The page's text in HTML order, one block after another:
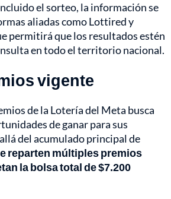
el sorteo, la información se
aliadas como Lottired y
permitirá que los resultados estén
en todo el territorio nacional.
vigente
de la Lotería del Meta busca
de ganar para sus
del acumulado principal de
reparten múltiples premios
la bolsa total de $7.200